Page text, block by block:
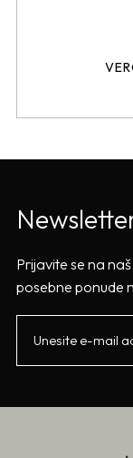
Prijavite se na
posebne ponude